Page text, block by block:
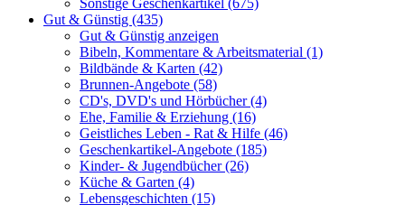
Gut & Günstig (435)
Gut & Günstig anzeigen
Bibeln, Kommentare & Arbeitsmaterial (1)
Bildbände & Karten (42)
Brunnen-Angebote (58)
CD's, DVD's und Hörbücher (4)
Ehe, Familie & Erziehung (16)
Geistliches Leben - Rat & Hilfe (46)
Geschenkartikel-Angebote (185)
Kinder- & Jugendbücher (26)
Küche & Garten (4)
Lebensgeschichten (15)